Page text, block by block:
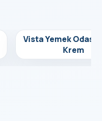
fırsat Detayları Gör
Vista Yemek Odası
Krem